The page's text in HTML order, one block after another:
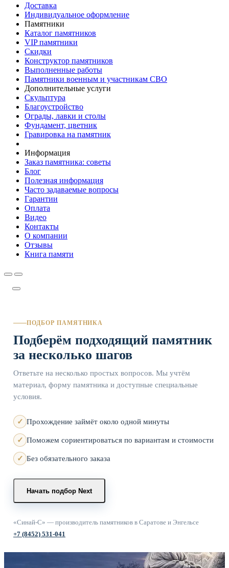
Доставка
Индивидуальное оформление
Памятники
Каталог памятников
VIP памятники
Скидки
Конструктор памятников
Выполненные работы
Памятники военным и участникам СВО
Дополнительные услуги
Скульптура
Благоустройство
Ограды, лавки и столы
Фундамент, цветник
Гравировка на памятник
Информация
Заказ памятника: советы
Блог
Полезная информация
Часто задаваемые вопросы
Гарантии
Оплата
Видео
Контакты
О компании
Отзывы
Книга памяти
ПОДБОР ПАМЯТНИКА
Подберём подходящий памятник
за несколько шагов
Ответьте на несколько простых вопросов. Мы учтём
материал, форму памятника и доступные специальные
условия.
Прохождение займёт около одной минуты
Поможем сориентироваться по вариантам и стоимости
Без обязательного заказа
Начать подбор Next
«Синай-С» — производитель памятников в Саратове и Энгельсе
+7 (8452) 531-041